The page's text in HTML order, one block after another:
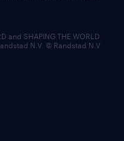
and SHAPING THE WORLD
N.V. © Randstad N.V